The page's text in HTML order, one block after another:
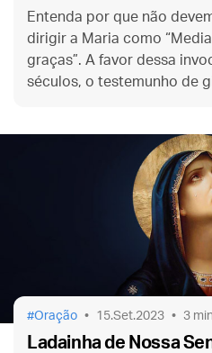
Entenda por que não
dirigir a Maria como
graças”. A favor dessa
séculos, o testemunho de
Oração 15.Set.2023 3 min
Ladainha de Nossa